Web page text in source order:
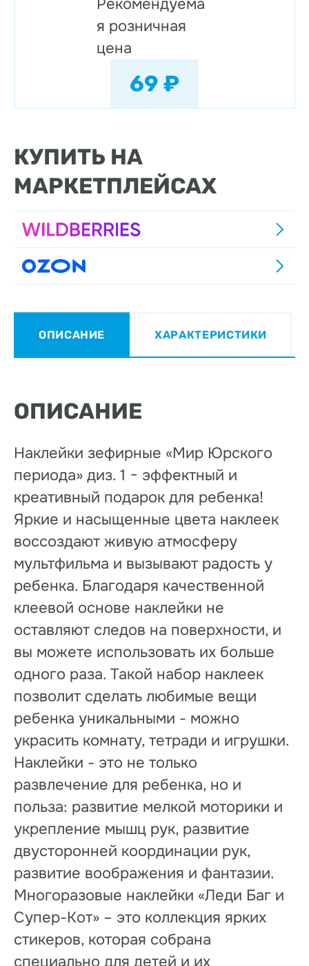
Рекомендуема
я розничная
цена
69 ₽
КУПИТЬ НА
МАРКЕТПЛЕЙСАХ
ОПИСАНИЕ ХАРАКТЕРИСТИКИ
ОПИСАНИЕ
Наклейки зефирные «Мир Юрского
периода» диз. 1 − эффектный и
креативный подарок для ребенка!
Яркие и насыщенные цвета наклеек
воссоздают живую атмосферу
мультфильма и вызывают радость у
ребенка. Благодаря качественной
клеевой основе наклейки не
оставляют следов на поверхности, и
вы можете использовать их больше
одного раза. Такой набор наклеек
позволит сделать любимые вещи
ребенка уникальными - можно
украсить комнату, тетради и игрушки.
Наклейки - это не только
развлечение для ребенка, но и
польза: развитие мелкой моторики и
укрепление мышц рук, развитие
двусторонней координации рук,
развитие воображения и фантазии.
Многоразовые наклейки «Леди Баг и
Супер-Кот» – это коллекция ярких
стикеров, которая собрана
специально для детей и их